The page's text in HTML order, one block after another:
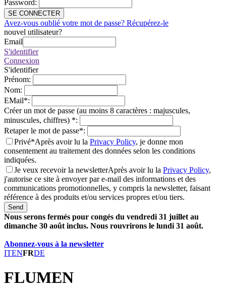
Password:
SE CONNECTER
Avez-vous oublié votre mot de passe? Récupérez-le
nouvel utilisateur?
Email
S'identifier
Connexion
S'identifier
Prénom:
Nom:
EMail*:
Créer un mot de passe (au moins 8 caractères : majuscules,
minuscules, chiffres) *:
Retaper le mot de passe*:
Privé*Après avoir lu la Privacy Policy, je donne mon
consentement au traitement des données selon les conditions
indiquées.
Je veux recevoir la newsletterAprès avoir lu la Privacy Policy,
j'autorise ce site à envoyer par e-mail des informations et des
communications promotionnelles, y compris la newsletter, faisant
référence à des produits et/ou services propres et/ou tiers.
Send
Nous serons fermés pour congés du vendredi 31 juillet au
dimanche 30 août inclus. Nous rouvrirons le lundi 31 août.
Abonnez-vous à la newsletter
ITENFRDE
FLUMEN